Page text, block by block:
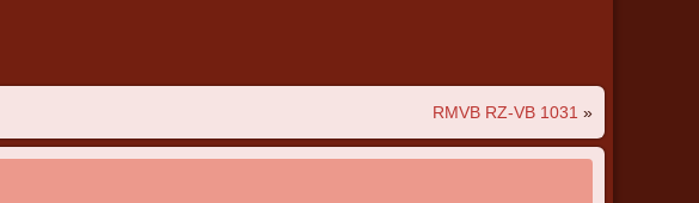
RMVB RZ-VB 1031 »